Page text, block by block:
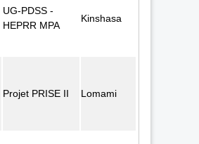
UG-PDSS -
HEPRR MPA
Kinshasa
Projet PRISE II Lomami